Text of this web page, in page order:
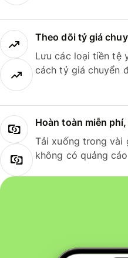
Theo dõi tỷ giá
Lưu các loại tiền tệ
cách tỷ giá chuyển
Hoàn toàn miễn
Tải xuống trong vài
không có quảng